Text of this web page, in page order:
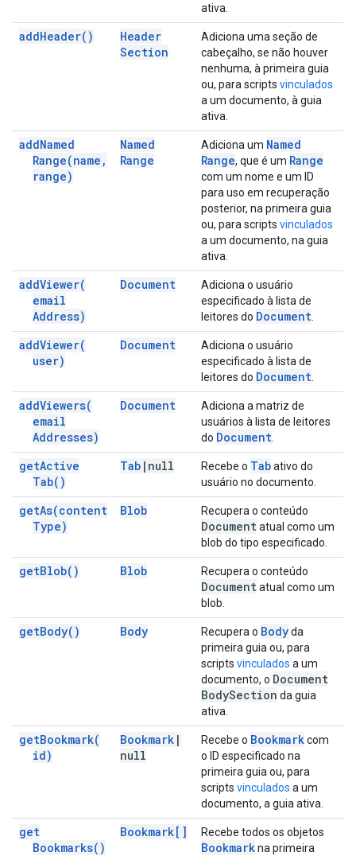
ativa.
addHeader( )
Header
Section
Adiciona uma seção de
cabeçalho, se não houver
nenhuma, à primeira guia
ou, para scripts vinculados
a um documento, à guia
ativa.
addNamed
Range(name ,
range)
Named
Range
Adiciona um Named
Range, que é um Range
com um nome e um ID
para uso em recuperação
posterior, na primeira guia
ou, para scripts vinculados
a um documento, na guia
ativa.
addViewer(
email
Address)
Document
Adiciona o usuário
especificado à lista de
leitores do Document
addViewer(
user)
Document
Adiciona o usuário
especificado à lista de
leitores do Document
addViewers(
email
Addresses)
Document
Adiciona a matriz de
usuários à lista de leitores
do Document
getActive
Tab( )
Tab | null Recebe o Tabativo do
usuário no documento.
getAs(content
Type)
Blob Recupera o conteúdo
Documentatual como um
blob do tipo especificado.
getBlob( ) Blob Recupera o conteúdo
Documentatual como um
blob.
getBody( ) Body Recupera o Bodyda
primeira guia ou, para
scripts vinculados a um
documento, o Document
BodySection da guia
ativa.
getBookmark(
id)
Bookmark |
null
Recebe o Bookmarkcom
o ID especificado na
primeira guia ou, para
scripts vinculados a um
documento, a guia ativa.
get
Bookmarks( )
Bookmark[] Recebe todos os objetos
Bookmarkna primeira